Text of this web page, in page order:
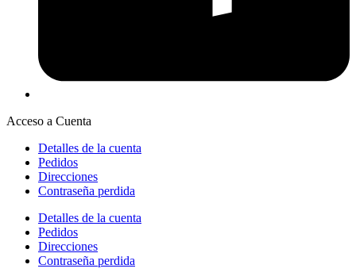
Acceso a Cuenta
Detalles de la cuenta
Pedidos
Direcciones
Contraseña perdida
Detalles de la cuenta
Pedidos
Direcciones
Contraseña perdida